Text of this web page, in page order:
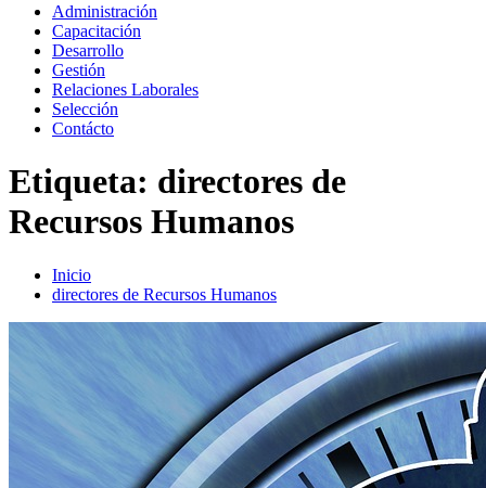
Menú
principal
Administración
Capacitación
Desarrollo
Gestión
Relaciones Laborales
Selección
Contácto
Etiqueta: directores de
Recursos Humanos
Inicio
directores de Recursos Humanos